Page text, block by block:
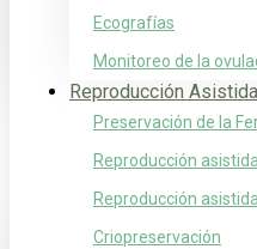
Ecografías
Monitoreo de la
Reproducción Asistida
Preservación de la
Reproducción
Reproducción
Criopreservación